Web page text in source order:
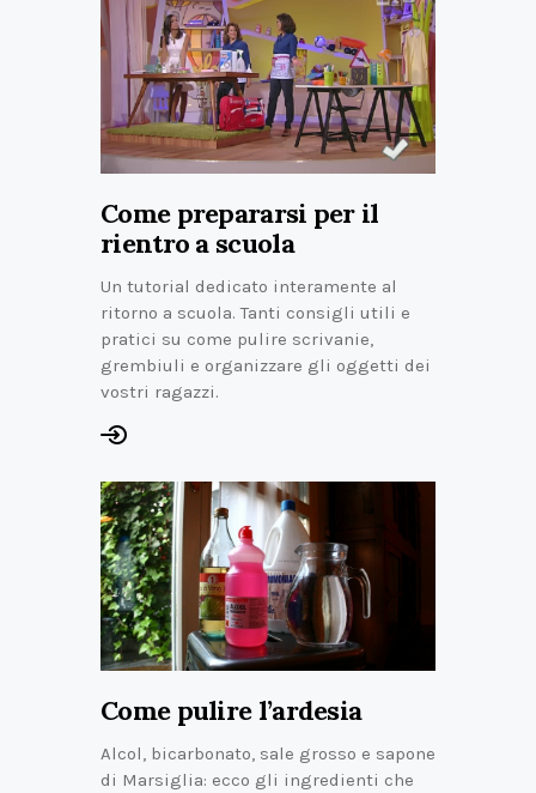
Come prepararsi per il
rientro a scuola
Un tutorial dedicato interamente al
ritorno a scuola. Tanti consigli utili e
pratici su come pulire scrivanie,
grembiuli e organizzare gli oggetti dei
vostri ragazzi.
Come pulire l’ardesia
Alcol, bicarbonato, sale grosso e sapone
di Marsiglia: ecco gli ingredienti che